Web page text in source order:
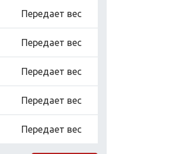
Передает вес
Передает вес
Передает вес
Передает вес
Передает вес